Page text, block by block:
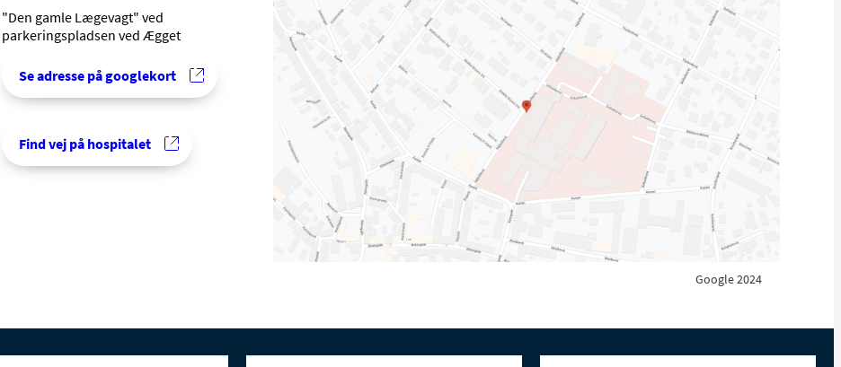
"Den gamle Lægevagt" ved
parkeringspladsen ved Ægget
Se adresse på googlekort
Find vej på hospitalet
Google 2024